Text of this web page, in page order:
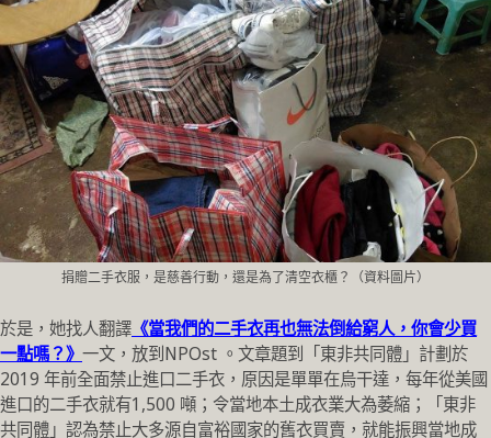
捐贈二手衣服，是慈善行動，還是為了清空衣櫃？（資料圖片）
於是，她找人翻譯 《當我們的二手衣再也無法倒給窮人，你會少買
一點嗎？》 一文，放到NPOst 。文章題到「東非共同體」計劃於
2019 年前全面禁止進口二手衣，原因是單單在烏干達，每年從美國
進口的二手衣就有1,500 噸；令當地本土成衣業大為萎縮；「東非
共同體」認為禁止大多源自富裕國家的舊衣買賣，就能振興當地成